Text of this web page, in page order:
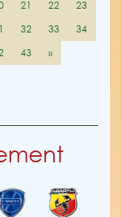
21 22
23
32 33
34
43 »